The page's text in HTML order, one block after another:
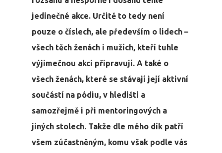
jedinečné akce. Určitě to tedy není
pouze o číslech, ale především o lidech –
všech těch ženách i mužích, kteří tuhle
výjimečnou akci připravují. A také o
všech ženách, které se stávají její aktivní
součástí na pódiu, v hledišti a
samozřejmě i při mentoringových a
jiných stolech. Takže dle mého dík patří
všem zúčastněným, komu však podle vás